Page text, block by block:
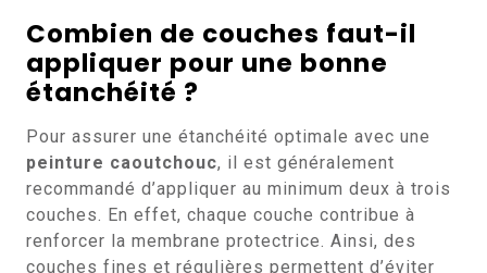
Combien de couches faut-il
appliquer pour une bonne
étanchéité ?
Pour assurer une étanchéité optimale avec une
peinture caoutchouc, il est généralement
recommandé d’appliquer au minimum deux à trois
couches. En effet, chaque couche contribue à
renforcer la membrane protectrice. Ainsi, des
couches fines et régulières permettent d’éviter